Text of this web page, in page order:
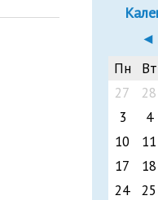
◄
Пн Вт
27
28
3
4
10
11
17
18
24
25